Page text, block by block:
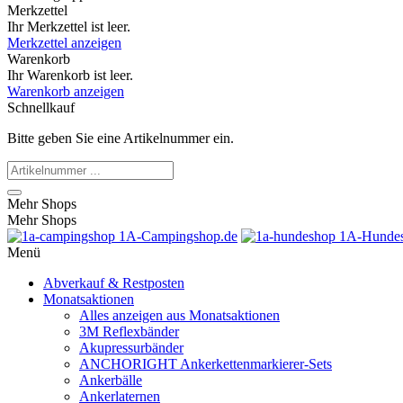
Merkzettel
Ihr Merkzettel ist leer.
Merkzettel anzeigen
Warenkorb
Ihr Warenkorb ist leer.
Warenkorb anzeigen
Schnellkauf
Bitte geben Sie eine Artikelnummer ein.
Mehr Shops
Mehr Shops
1A-Campingshop.de
1A-
Menü
Abverkauf & Restposten
Monatsaktionen
Alles anzeigen aus Monatsaktionen
3M Reflexbänder
Akupressurbänder
ANCHORIGHT Ankerkettenmarkierer-Sets
Ankerbälle
Ankerlaternen